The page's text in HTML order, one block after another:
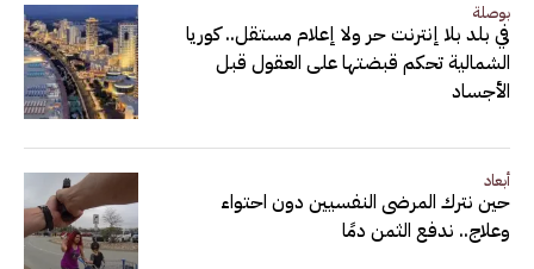
بوصلة
في بلد بلا إنترنت حر ولا إعلام مستقل.. كوريا
الشمالية تحكم قبضتها على العقول قبل
الأجساد
أبعاد
حين نترك المرضى النفسيين دون احتواء
وعلاج.. ندفع الثمن دمًا